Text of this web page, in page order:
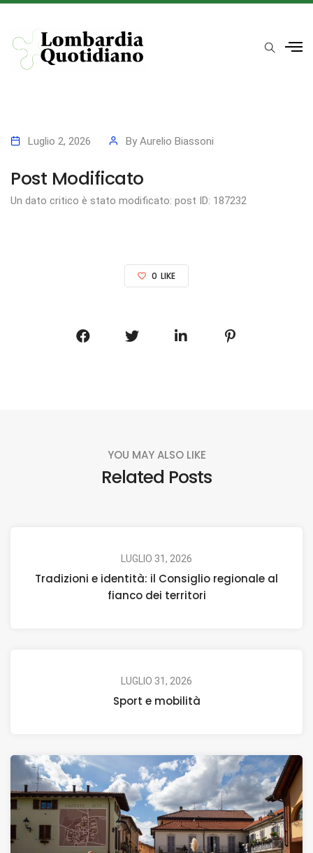
Luglio 2, 2026 By Aurelio Biassoni
Post Modificato
Un dato critico è stato modificato: post ID: 187232
0 LIKE
YOU MAY ALSO LIKE
Related Posts
LUGLIO 31, 2026
Tradizioni e identità: il Consiglio regionale al
fianco dei territori
LUGLIO 31, 2026
Sport e mobilità